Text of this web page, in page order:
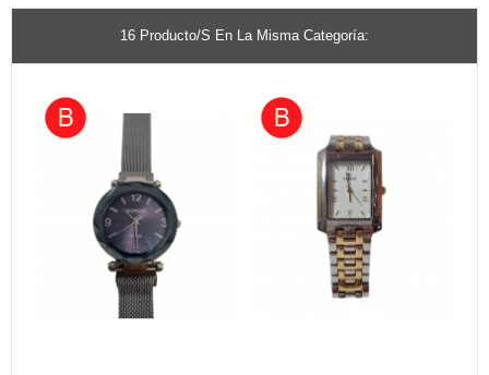
16 Producto/s En La Misma Categoría: